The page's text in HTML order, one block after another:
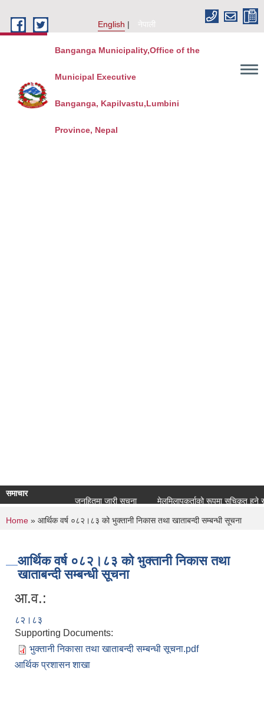
English
नेपाली
Banganga Municipality,Office of the
Municipal Executive
Banganga, Kapilvastu,Lumbini
Province, Nepal
समाचार
जनहितमा जारी सूचना
मेलमिलापकर्ताको रूपमा सूचिकृत हुने
You are here
Home » आर्थिक वर्ष ०८२।८३ को भुक्तानी निकास तथा खाताबन्दी सम्बन्धी सूचना
आर्थिक वर्ष ०८२।८३ को भुक्तानी निकास तथा
खाताबन्दी सम्बन्धी सूचना
आ.व.:
८२।८३
Supporting Documents:
भुक्तानी निकासा तथा खाताबन्दी सम्बन्धी सूचना.pdf
आर्थिक प्रशासन शाखा